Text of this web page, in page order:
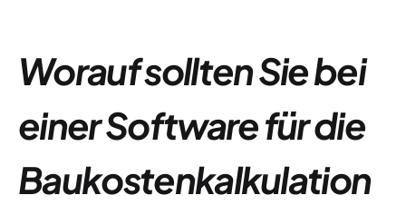
Worauf sollten Sie bei
einer Software für die
Baukostenkalkulation